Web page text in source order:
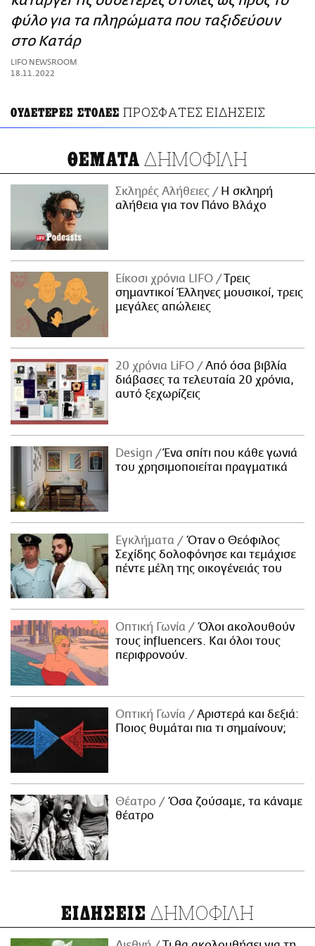
ΑΜΠΑ
PRINT
φύλο για τα πληρώματα που ταξιδεύουν
στο Κατάρ
LIFO NEWSROOM
18.11.2022
ΟΥΔΕΤΕΡΕΣ ΣΤΟΛΕΣ ΠΡΟΣΦΑΤΕΣ ΕΙΔΗΣΕΙΣ
ΘΕΜΑΤΑ ΔΗΜΟΦΙΛΗ
Σκληρές Αλήθειες
H σκληρή
αλήθεια για τον Πάνο Βλάχο
Είκοσι χρόνια LIFO
Tρεις
σημαντικοί Έλληνες μουσικοί, τρεις
μεγάλες απώλειες
20 χρόνια LiFO
Από όσα βιβλία
διάβασες τα τελευταία 20 χρόνια,
αυτό ξεχωρίζεις
Design
Ένα σπίτι που κάθε γωνιά
του χρησιμοποιείται πραγματικά
Εγκλήματα
Όταν ο Θεόφιλος
Σεχίδης δολοφόνησε και τεμάχισε
πέντε μέλη της οικογένειάς του
Οπτική Γωνία
Όλοι ακολουθούν
τους influencers. Και όλοι τους
περιφρονούν.
Οπτική Γωνία
Αριστερά και δεξιά:
Ποιος θυμάται πια τι σημαίνουν;
Θέατρο
Όσα ζούσαμε, τα κάναμε
θέατρο
ΕΙΔΗΣΕΙΣ ΔΗΜΟΦΙΛΗ